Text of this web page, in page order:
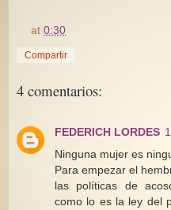
at0:30
Compartir
4 comentarios:
FEDERICH LORDES
Ninguna mujer es
Para empezar el
las políticas de
como lo es la ley del